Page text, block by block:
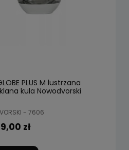
PLUS M lustrzana
kula Nowodvorski
- 7606
zł